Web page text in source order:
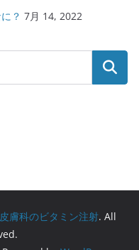
？ 7月 14, 2022
膚科のビタミン注射. All